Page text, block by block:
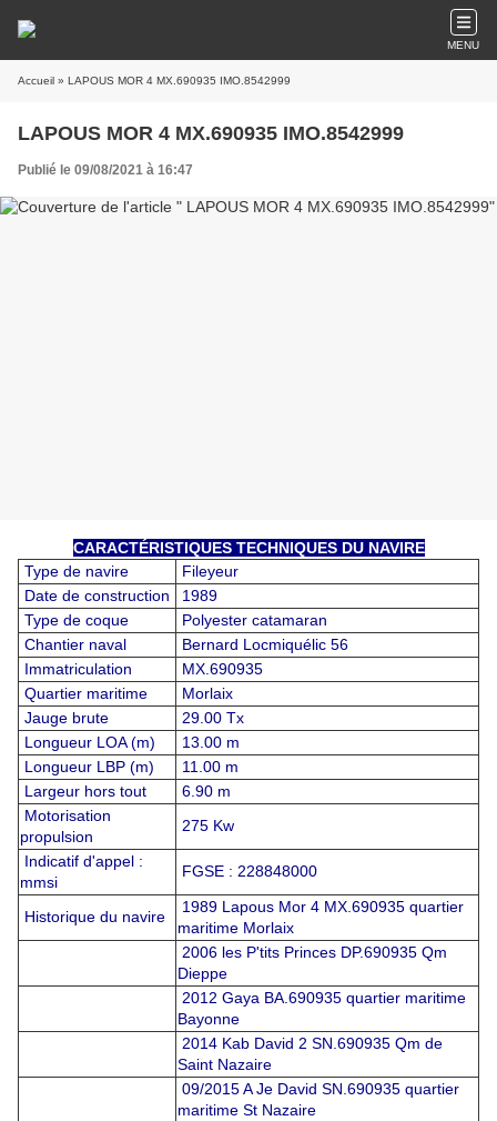
MENU
Accueil » LAPOUS MOR 4 MX.690935 IMO.8542999
LAPOUS MOR 4 MX.690935 IMO.8542999
Publié le 09/08/2021 à 16:47
CARACTÉRISTIQUES TECHNIQUES DU NAVIRE
Type de navire
Fileyeur
Date de construction
1989
Type de coque
Polyester catamaran
Chantier naval
Bernard Locmiquélic 56
Immatriculation
MX.690935
Quartier maritime
Morlaix
Jauge brute
29.00 Tx
Longueur LOA (m)
13.00 m
Longueur LBP (m)
11.00 m
Largeur hors tout
6.90 m
Motorisation
propulsion
275 Kw
Indicatif d'appel :
mmsi
FGSE : 228848000
Historique du navire
1989 Lapous Mor 4 MX.690935 quartier
maritime Morlaix
2006 les P'tits Princes DP.690935 Qm
Dieppe
2012 Gaya BA.690935 quartier maritime
Bayonne
2014 Kab David 2 SN.690935 Qm de
Saint Nazaire
09/2015 A Je David SN.690935 quartier
maritime St Nazaire